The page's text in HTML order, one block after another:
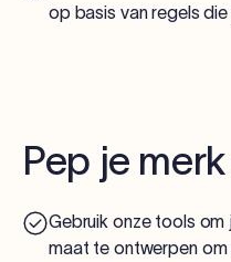
op basis van regels die
Pep je
Gebruik onze tools om
maat te ontwerpen om